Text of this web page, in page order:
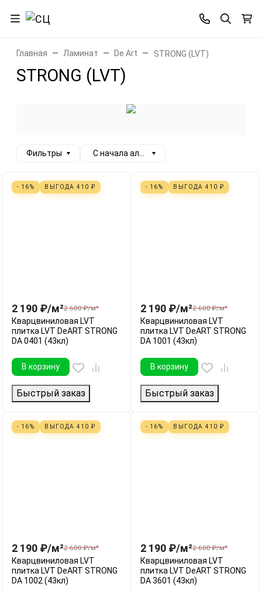
Главная Ламинат De Art STRONG (LVT)
STRONG (LVT)
Фильтры С начала алфавита
- 16% ВЫГОДА 410 ₽
2 190 ₽/м²2 600 ₽/м²
Кварцвиниловая LVT
плитка LVT DeART STRONG
DA 0401 (43кл)
В корзину
Быстрый заказ
- 16% ВЫГОДА 410 ₽
2 190 ₽/м²2 600 ₽/м²
Кварцвиниловая LVT
плитка LVT DeART STRONG
DA 1001 (43кл)
В корзину
Быстрый заказ
- 16% ВЫГОДА 410 ₽
2 190 ₽/м²2 600 ₽/м²
Кварцвиниловая LVT
плитка LVT DeART STRONG
DA 1002 (43кл)
- 16% ВЫГОДА 410 ₽
2 190 ₽/м²2 600 ₽/м²
Кварцвиниловая LVT
плитка LVT DeART STRONG
DA 3601 (43кл)